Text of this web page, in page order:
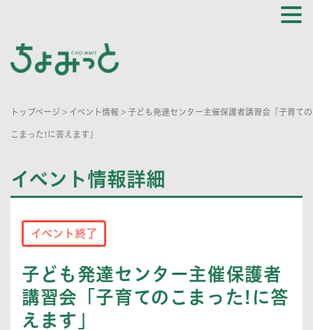
トップページ > イベント情報 > 子ども発達センター主催保護者講習会「子育ての
こまった!に答えます」
イベント情報詳細
イベント終了
子ども発達センター主催保護者
講習会「子育てのこまった!に答
えます」